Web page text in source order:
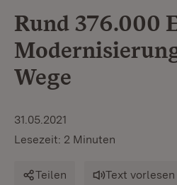
Rund 376.000
Wege
31.05.2021
Lesezeit: 2 Minuten
Teilen Text vorlesen